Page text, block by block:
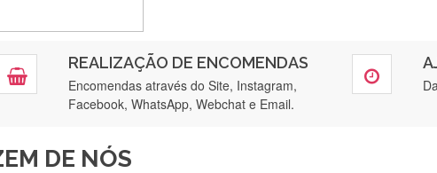
REALIZAÇÃO DE ENCOMENDAS
Encomendas através do Site, Instagram,
Facebook, WhatsApp, Webchat e Email.
DE NÓS
5*. Hoje chegará a segunda encomenda feita de muitas certamente❤️
e vinha muito bem protegida para o transporte, muito obrigada ,